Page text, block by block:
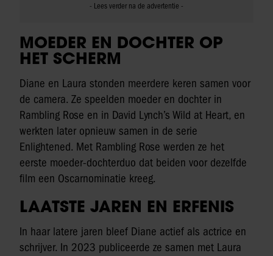
MOEDER EN DOCHTER OP
HET SCHERM
Diane en Laura stonden meerdere keren samen voor
de camera. Ze speelden moeder en dochter in
Rambling Rose en in David Lynch’s Wild at Heart, en
werkten later opnieuw samen in de serie
Enlightened. Met Rambling Rose werden ze het
eerste moeder-dochterduo dat beiden voor dezelfde
film een Oscarnominatie kreeg.
LAATSTE JAREN EN ERFENIS
In haar latere jaren bleef Diane actief als actrice en
schrijver. In 2023 publiceerde ze samen met Laura